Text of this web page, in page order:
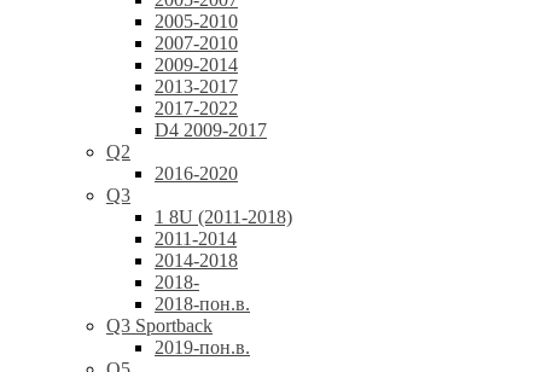
2005-2010
2007-2010
2009-2014
2013-2017
2017-2022
D4 2009-2017
Q2
2016-2020
Q3
1 8U (2011-2018)
2011-2014
2014-2018
2018-
2018-пон.в.
Q3 Sportback
2019-пон.в.